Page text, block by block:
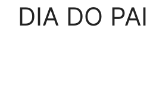
DIA DO PAI